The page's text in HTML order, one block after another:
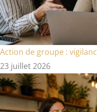
Action de groupe :
23 juillet 2026